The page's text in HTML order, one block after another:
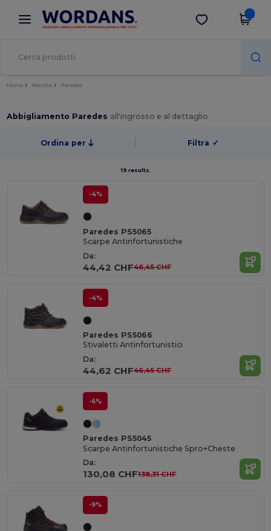
× App Wordans
Prezzi migliori sull'app!
Scarica app
Home Marche Paredes
Abbigliamento Paredes all'ingrosso e al dettaglio
Ordina per Filtra ✓
19 results.
-4%
Paredes PS5065
Scarpe Antinfortunistiche
Da:
44,42 CHF46,45 CHF
-4%
Paredes PS5066
Stivaletti Antinfortunistici
Da:
44,62 CHF46,45 CHF
-6%
Paredes PS5045
Scarpe Antinfortunistiche Spro+Cheste
Da:
130,08 CHF138,31 CHF
-9%